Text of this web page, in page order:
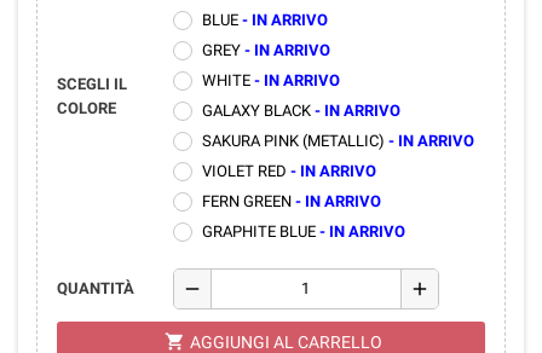
SCEGLI IL
COLORE
BLUE- IN ARRIVO
GREY- IN ARRIVO
WHITE- IN ARRIVO
GALAXY BLACK- IN ARRIVO
SAKURA PINK (METALLIC) - IN ARRIVO
VIOLET RED - IN ARRIVO
FERN GREEN- IN ARRIVO
GRAPHITE BLUE- IN ARRIVO
QUANTITÀ remove add
shopping_cart AGGIUNGI AL CARRELLO